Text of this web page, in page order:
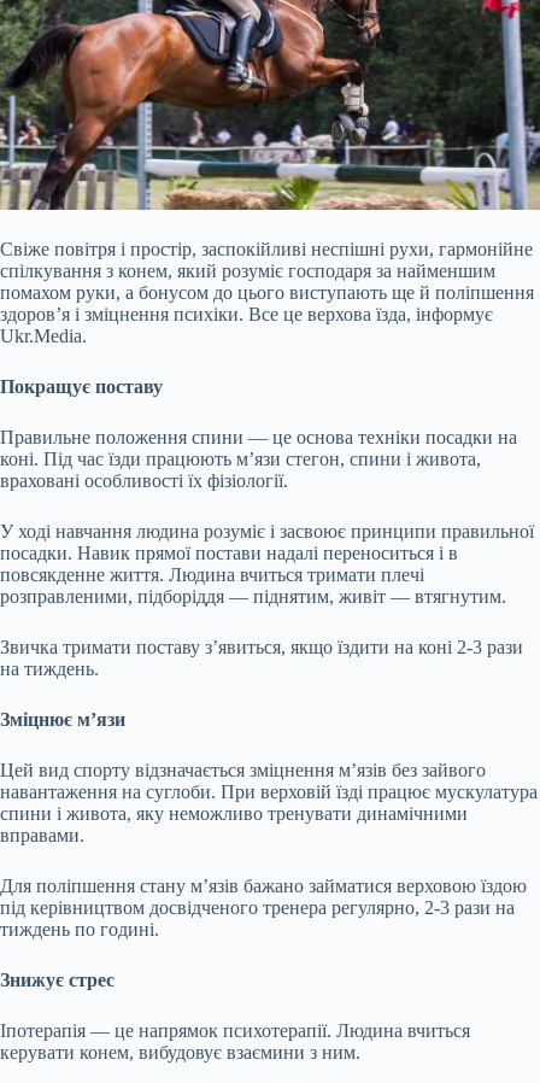
Свіже повітря і простір, заспокійливі неспішні рухи, гармонійне
спілкування з конем, який розуміє господаря за найменшим
помахом руки, а бонусом до цього виступають ще й поліпшення
здоров’я і зміцнення психіки. Все це верхова їзда, інформує
Ukr.Media.
Покращує поставу
Правильне положення спини — це основа техніки посадки на
коні. Під час їзди працюють м’язи стегон, спини і живота,
враховані особливості їх фізіології.
У ході навчання людина розуміє і засвоює принципи правильної
посадки. Навик прямої постави надалі переноситься і в
повсякденне життя. Людина вчиться тримати плечі
розправленими, підборіддя — піднятим, живіт — втягнутим.
Звичка тримати поставу з’явиться, якщо їздити на коні 2-3 рази
на тиждень.
Зміцнює м’язи
Цей вид спорту відзначається зміцнення м’язів без зайвого
навантаження на суглоби. При верховій їзді працює мускулатура
спини і живота, яку неможливо тренувати динамічними
вправами.
Для поліпшення стану м’язів бажано займатися верховою їздою
під керівництвом досвідченого тренера регулярно, 2-3 рази на
тиждень по годині.
Знижує стрес
Іпотерапія — це напрямок психотерапії. Людина вчиться
керувати конем, вибудовує взаємини з ним.